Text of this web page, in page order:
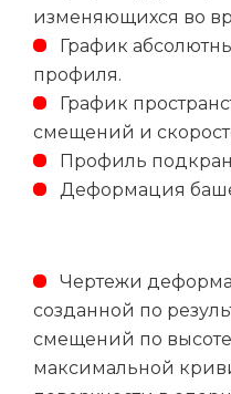
изменяющихся во
График
профиля.
График
смещений и
Профиль
Деформация
Чертежи
созданной по
смещений по
максимальной